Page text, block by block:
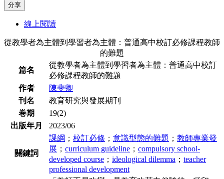
分享
線上閱讀
從教學者為主體到學習者為主體：普通高中校訂必修課程教師
的難題
篇名
從教學者為主體到學習者為主體：普通高中校訂
必修課程教師的難題
作者
陳斐卿
刊名
教育研究與發展期刊
卷期
19(2)
出版年月
2023/06
關鍵詞
課綱 ； 校訂必修 ； 意識型態的難題 ； 教師專業發
展 ； curriculum guideline ； compulsory school-
developed course ； ideological dilemma ； teacher
professional development